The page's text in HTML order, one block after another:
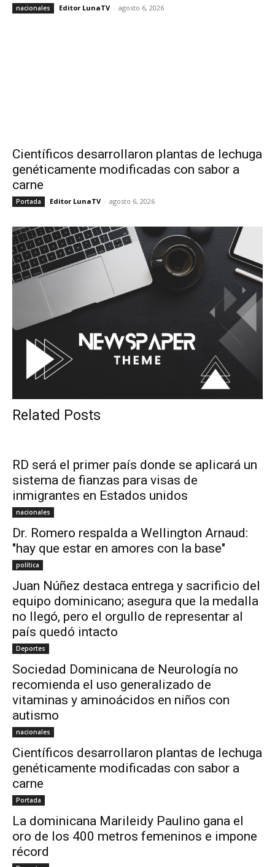
nacionales Editor LunaTV - agosto 6, 2026
Científicos desarrollaron plantas de lechuga
genéticamente modificadas con sabor a
carne
Portada Editor LunaTV - agosto 6, 2026
Related Posts
RD será el primer país donde se aplicará un
sistema de fianzas para visas de
inmigrantes en Estados unidos
nacionales
Dr. Romero respalda a Wellington Arnaud:
"hay que estar en amores con la base"
política
Juan Núñez destaca entrega y sacrificio del
equipo dominicano; asegura que la medalla
no llegó, pero el orgullo de representar al
país quedó intacto
Deportes
Sociedad Dominicana de Neurología no
recomienda el uso generalizado de
vitaminas y aminoácidos en niños con
autismo
nacionales
Científicos desarrollaron plantas de lechuga
genéticamente modificadas con sabor a
carne
Portada
La dominicana Marileidy Paulino gana el
oro de los 400 metros femeninos e impone
récord